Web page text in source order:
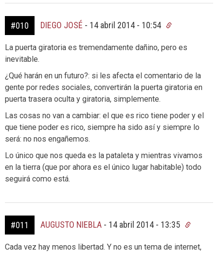
#010 DIEGO JOSÉ - 14 abril 2014 - 10:54
La puerta giratoria es tremendamente dañino, pero es
inevitable.
¿Qué harán en un futuro?: si les afecta el comentario de la
gente por redes sociales, convertirán la puerta giratoria en
puerta trasera oculta y giratoria, simplemente.
Las cosas no van a cambiar: el que es rico tiene poder y el
que tiene poder es rico, siempre ha sido así y siempre lo
será: no nos engañemos.
Lo único que nos queda es la pataleta y mientras vivamos
en la tierra (que por ahora es el único lugar habitable) todo
seguirá como está.
#011 AUGUSTO NIEBLA - 14 abril 2014 - 13:35
Cada vez hay menos libertad. Y no es un tema de internet,